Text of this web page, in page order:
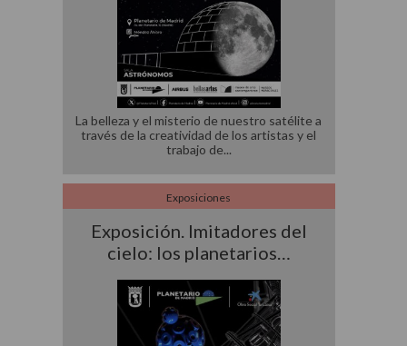
La belleza y el misterio de nuestro satélite a
través de la creatividad de los artistas y el
trabajo de
Exposición. Imitadores del
cielo: los planetarios…
Exposiciones